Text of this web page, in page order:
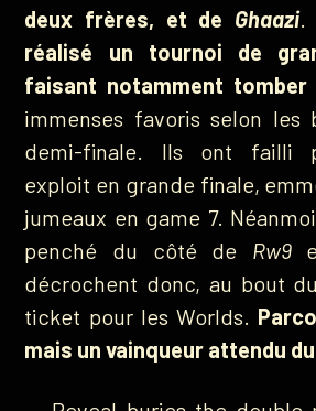
deux frères, et de Ghaazi.
réalisé un tournoi de
faisant notamment tomber
immenses favoris selon les
demi-finale. Ils ont failli
exploit en grande finale,
jumeaux en game 7.
penché du côté de Rw9
décrochent donc, au bout
ticket pour les Worlds.
mais un vainqueur attendu